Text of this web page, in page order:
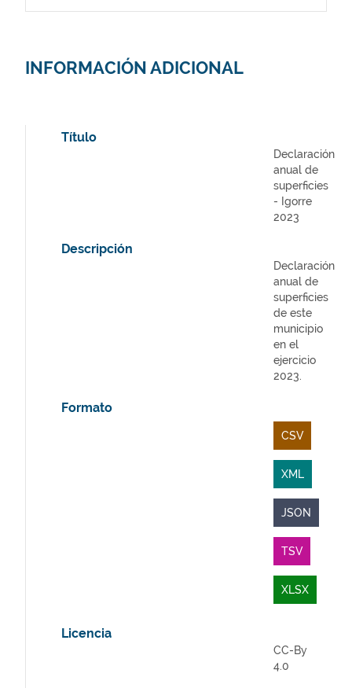
INFORMACIÓN ADICIONAL
Título
Declaración
anual de
superficies
- Igorre
2023
Descripción
Declaración
anual de
superficies
de este
municipio
en el
ejercicio
2023.
Formato
CSV
XML
JSON
TSV
XLSX
Licencia
CC-By
4.0